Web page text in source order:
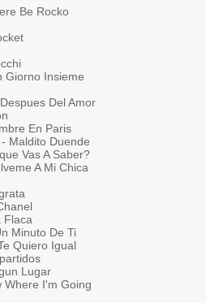
Be Rocko
Giorno Insieme
Del Amor
En Paris
Maldito Duende
Vas A Saber?
A Mi Chica
Flaca
Minuto De Ti
Quiero Igual
Lugar
Where I'm Going